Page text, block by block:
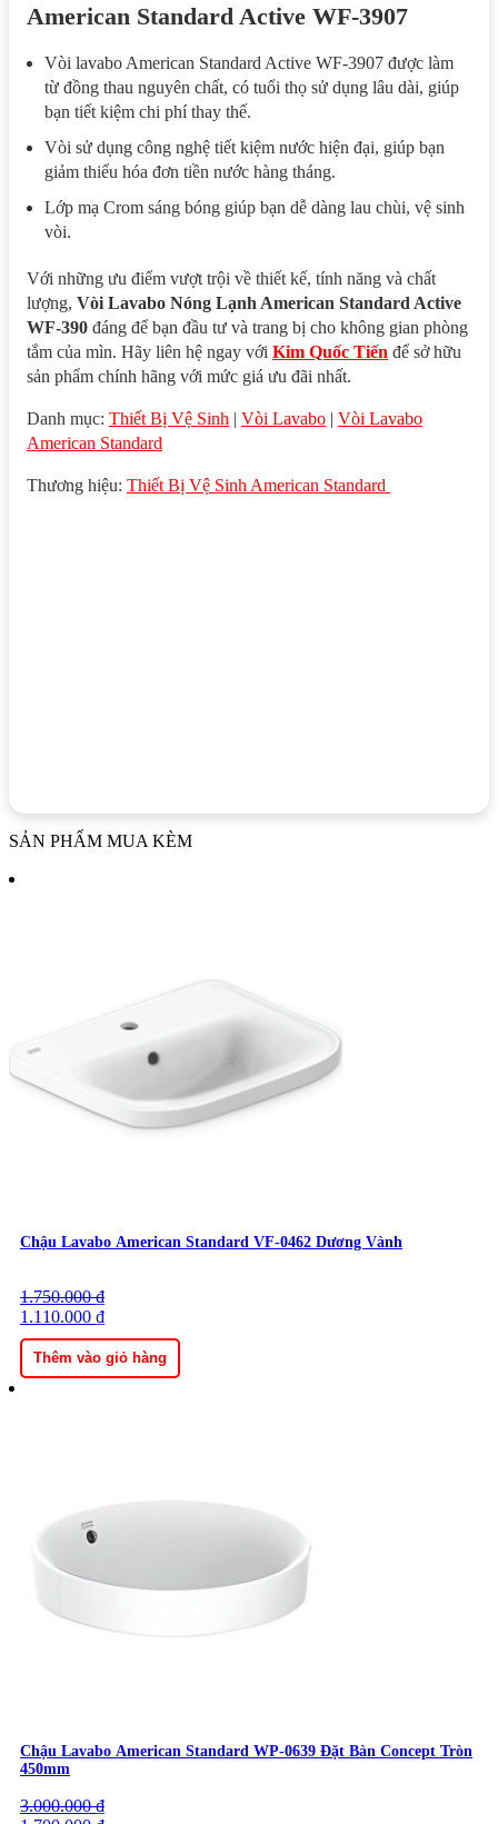
American Standard Active WF-3907
Vòi lavabo American Standard Active WF-3907 được làm
từ đồng thau nguyên chất, có tuổi thọ sử dụng lâu dài, giúp
bạn tiết kiệm chi phí thay thế.
Vòi sử dụng công nghệ tiết kiệm nước hiện đại, giúp bạn
giảm thiểu hóa đơn tiền nước hàng tháng.
Lớp mạ Crom sáng bóng giúp bạn dễ dàng lau chùi, vệ sinh
vòi.
Với những ưu điểm vượt trội về thiết kế, tính năng và chất
lượng, Vòi Lavabo Nóng Lạnh American Standard Active
WF-390 đáng để bạn đầu tư và trang bị cho không gian phòng
tắm của mìn. Hãy liên hệ ngay với Kim Quốc Tiến để sở hữu
sản phẩm chính hãng với mức giá ưu đãi nhất.
Danh mục: Thiết Bị Vệ Sinh | Vòi Lavabo | Vòi Lavabo
American Standard
Thương hiệu: Thiết Bị Vệ Sinh American Standard
SẢN PHẨM MUA KÈM
Chậu Lavabo American Standard VF-0462 Dương Vành
1.750.000₫
Giá
gốc
là:
1.750.000 ₫.
1.110.000 ₫
Giá
hiện
tại
là:
1.110.000 ₫.
Thêm vào giỏ hàng
Chậu Lavabo American Standard WP-0639 Đặt Bàn Concept Tròn
450mm
3.000.000₫
Giá
Giá